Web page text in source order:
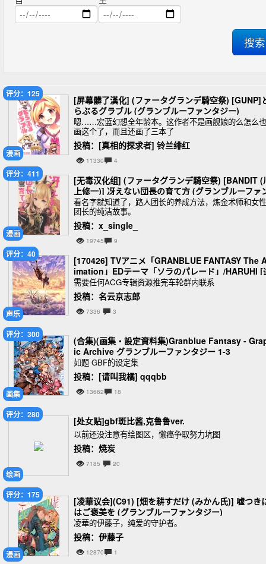
漫画
评分：125
[屏幕髒了漢化] (ファータグランデ騎空祭) [GUNP]
らぶるグラブル (グランブルーファンタジー)
嗯……宏蓝幻想全年龄本。这作者不是画舰娘的么怎么也
画这个了，而且还画了三本了
投稿：[真相的探求者] 铃兰绯红
11330 4
漫画
评分：411
[无毒汉化组] (ファータグランデ騎空祭) [BANDIT (
上修一)] 冴えない団長の育て方 (グランブルーファ
タジー)
看名字就知道了，路人团长的养成方法，炼金术师和女性
团长的纯洁故事。
投稿：x_single_
19745 9
声乐
评分：40
[170426] TVアニメ「GRANBLUE FANTASY The
imation」EDテーマ「ソラのパレード」/HARUHI [
常盤] [320K]
需要任何ACG专辑资源推完车轮群内联系
投稿：名云京志郎
7336 3
画集
评分：300
(合集)(画集・設定資料集)Granblue Fantasy -
ic Archive グランブルーファンタジー 1-3
如题 GBF的设定集
投稿：[请叫我橘] qqqbb
13662 18
绘画
评分：280
[处女贴]gbf斑比酱,克鲁鲁ver.
以前还没注意有绘图区，懒癌争取努力坑图
投稿：焼炭
7185 20
漫画
评分：175
[凌華议会](C91) [畑を耕すだけ (みかん氏)] 嘘つき
はご褒美を (グランブルーファンタジー)
凌華的伊藤子，纯爱的守护者。
投稿：伊藤子
12870 1